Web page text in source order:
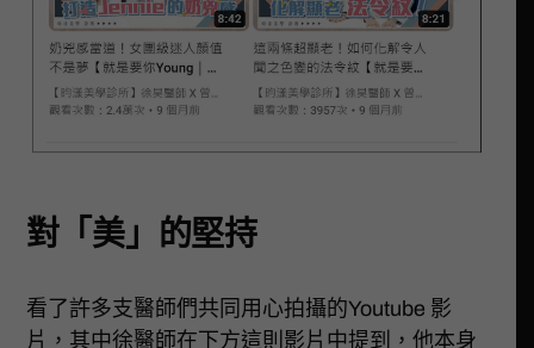
對「美」的堅持
看了許多支醫師們共同用心拍攝的Youtube 影
片，其中徐醫師在下方這則影片中提到，他本身